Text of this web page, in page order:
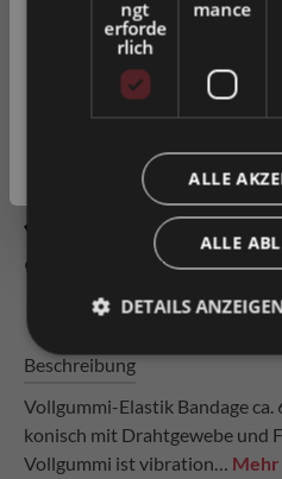
Artikel-Nr.0015990
Zum Merkzettel hinzufügen
Produkt vergleichen
Beschreibung
Vollgummi-Elastik Bandage ca.
konisch mit Drahtgewebe und
Vollgummi ist vibration… Mehr
Bitte wählen Sie Ihre
Privatkunde
ngt
erforde
rlich
mance
ALLE
ALLE
DETAILS